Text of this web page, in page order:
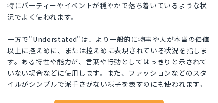
特にパーティーやイベントが穏やかで落ち着いているような状
況でよく使われます。
一方で"Understated"は、より一般的に物事や人が本当の価値
以上に控えめに、または控えめに表現されている状況を指しま
す。ある特性や能力が、言葉や行動としてはっきりと示されて
いない場合などに使用します。また、ファッションなどのスタ
イルがシンプルで派手さがない様子を表すのにも使われます。